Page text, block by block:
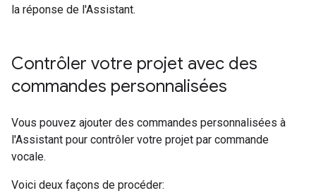
la réponse de l'Assistant.
Contrôler votre projet avec des
commandes personnalisées
Vous pouvez ajouter des commandes personnalisées à
l'Assistant pour contrôler votre projet par commande
vocale.
Voici deux façons de procéder: